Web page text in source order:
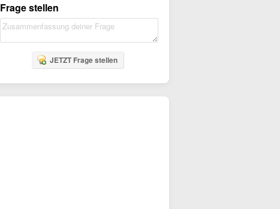
Frage stellen
JETZT Frage stellen